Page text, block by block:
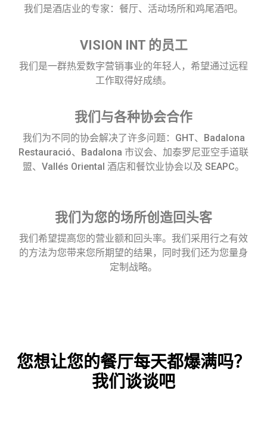
我们是酒店业的专家：餐厅、活动场所和鸡尾酒吧。
VISION INT 的员工
我们是一群热爱数字营销事业的年轻人，希望通过远程
工作取得好成绩。
我们与各种协会合作
我们为不同的协会解决了许多问题：GHT、Badalona
Restauració、Badalona 市议会、加泰罗尼亚空手道联
盟、Vallés Oriental 酒店和餐饮业协会以及 SEAPC。
我们为您的场所创造回头客
我们希望提高您的营业额和回头率。我们采用行之有效
的方法为您带来您所期望的结果，同时我们还为您量身
定制战略。
您想让您的餐厅每天都爆满吗？
我们谈谈吧